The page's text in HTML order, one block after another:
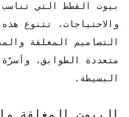
بيوت القطط التي تناسب
والاحتياجات. تتنوع
التصاميم المغلقة
متعددة الطوابق،
البسيطة.